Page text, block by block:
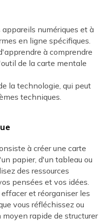
numériques et à
en ligne spécifiques.
à comprendre
de la carte mentale
la technologie, qui peut
techniques.
à créer une carte
papier, d'un tableau ou
des ressources
pensées et vos idées.
et réorganiser les
vous réfléchissez ou
rapide de structurer